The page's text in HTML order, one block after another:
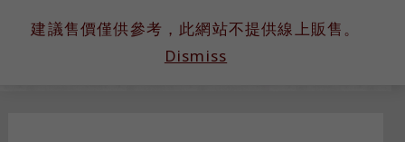
建議售價僅供參考，此網站不提供線上販售。
Dismiss